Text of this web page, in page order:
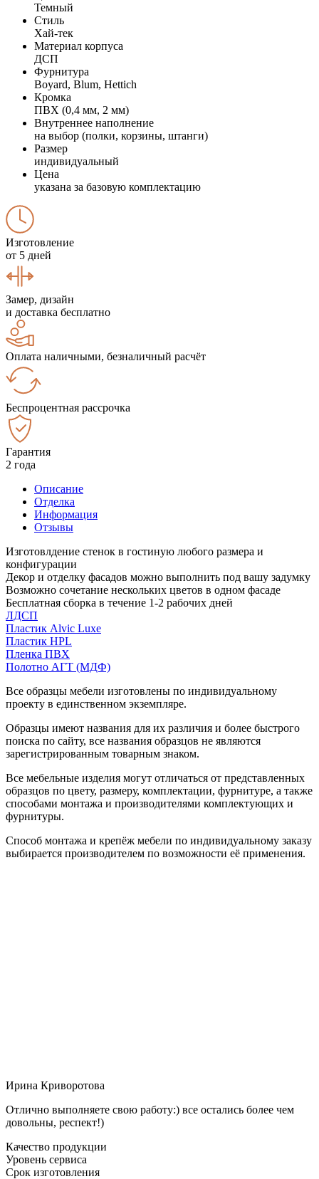
Темный
Стиль
Хай-тек
Материал корпуса
ДСП
Фурнитура
Boyard, Blum, Hettich
Кромка
ПВХ (0,4 мм, 2 мм)
Внутреннее наполнение
на выбор (полки, корзины, штанги)
Размер
индивидуальный
Цена
указана за базовую комплектацию
Изготовление
от 5 дней
Замер, дизайн
и доставка бесплатно
Оплата наличными, безналичный расчёт
Беспроцентная рассрочка
Гарантия
2 года
Описание
Отделка
Информация
Отзывы
Изготовлдение стенок в гостиную любого размера и
конфигурации
Декор и отделку фасадов можно выполнить под вашу задумку
Возможно сочетание нескольких цветов в одном фасаде
Бесплатная сборка в течение 1-2 рабочих дней
ЛДСП
Пластик Alvic Luxe
Пластик HPL
Пленка ПВХ
Полотно АГТ (МДФ)
Все образцы мебели изготовлены по индивидуальному
проекту в единственном экземпляре.
Образцы имеют названия для их различия и более быстрого
поиска по сайту, все названия образцов не являются
зарегистрированным товарным знаком.
Все мебельные изделия могут отличаться от представленных
образцов по цвету, размеру, комплектации, фурнитуре, а также
способами монтажа и производителями комплектующих и
фурнитуры.
Способ монтажа и крепёж мебели по индивидуальному заказу
выбирается производителем по возможности её применения.
Ирина Криворотова
Отлично выполняете свою работу:) все остались более чем
довольны, респект!)
Качество продукции
Уровень сервиса
Срок изготовления